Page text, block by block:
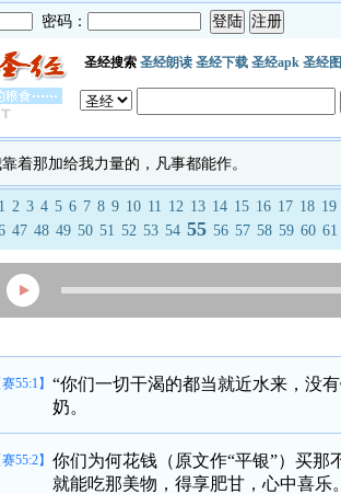
密码：
圣经搜索 圣经朗读 圣经下载 圣经apk 圣经
着那加给我力量的，凡事都能作。
1 2 3 4 5 6 7 8 9 10 11 12 13 14 15 16 17 18 19
47 48 49 50 51 52 53 54 55 56 57 58 59 60 61
赛55:1】 “你们一切干渴的都当就近水来，没
奶。
赛55:2】 你们为何花钱（原文作“平银”）买
就能吃那美物，得享肥甘，心中喜乐